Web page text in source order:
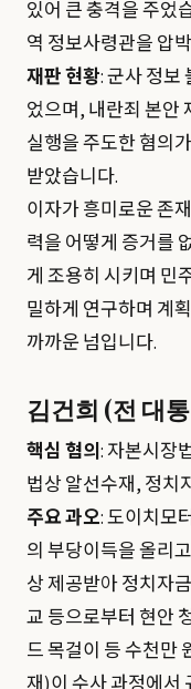
있어 큰 충격을 주었
역 정보사령관을 압
재판 현황: 군사 정보
었으며, 내란죄 본안
실행을 주도한 혐의
받았습니다.
이자가 흥미로운 존
력을 어떻게 증거를
게 조용히 시키며 민
밀하게 연구하며 계
까까운 넘입니다.
김건희 (전 대
핵심 혐의: 자본시장
법상 알선수재, 정치
주요 과오: 도이치모
의 부당이득을 올리
상 제공받아 정치자
교 등으로부터 현안
드 목걸이 등 수천만